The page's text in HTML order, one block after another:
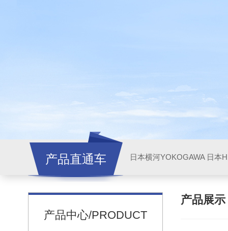
产品直通车 日本横河YOKOGAWA 日本
产品中心/PRODUCT
产品展示